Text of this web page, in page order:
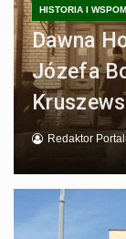
HISTORIA I
Dawna
Józefa
Redaktor